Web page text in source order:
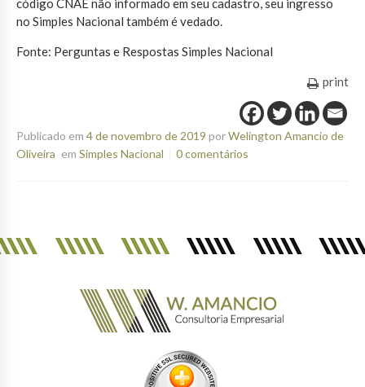
código CNAE não informado em seu cadastro, seu ingresso
no Simples Nacional também é vedado.
Fonte: Perguntas e Respostas Simples Nacional
print
Publicado em 4 de novembro de 2019 porWelington Amancio de
Oliveira em Simples Nacional 0 comentários